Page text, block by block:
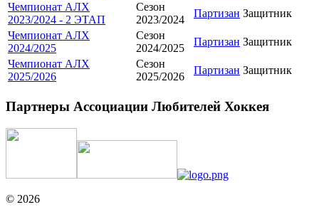
Чемпионат АЛХ
2023/2024 - 2 ЭТАП
Сезон
2023/2024
Партизан Защитник
Чемпионат АЛХ
2024/2025
Сезон
2024/2025
Партизан Защитник
Чемпионат АЛХ
2025/2026
Сезон
2025/2026
Партизан Защитник
Партнеры Ассоциации Любителей Хоккея
© 2026